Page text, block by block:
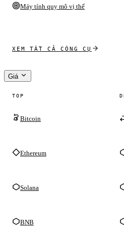
Máy tính quy mô vị thế
XEM TẤT CẢ CÔNG CỤ
Giá
TOP
Bitcoin
Ethereum
Solana
BNB